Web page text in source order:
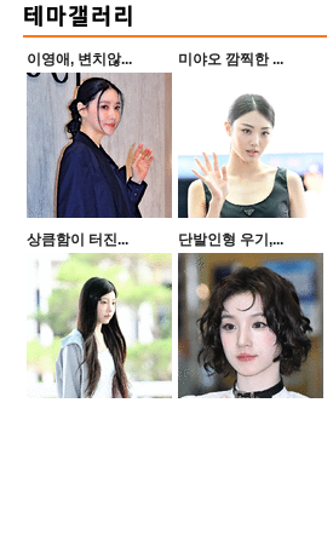
이영애, 변치않... 미야오 깜찍한 ...
상큼함이 터진... 단발인형 우기,...